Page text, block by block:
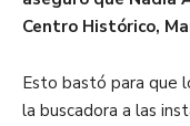
Centro Histórico,
Esto bastó para que
la buscadora a las